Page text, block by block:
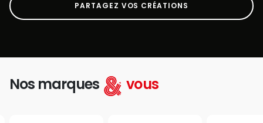
PARTAGEZ VOS CRÉATIONS
Nos marques vous